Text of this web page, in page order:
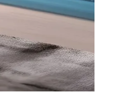
Scoprire